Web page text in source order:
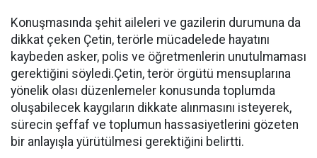
Konuşmasında şehit aileleri ve gazilerin durumuna da
dikkat çeken Çetin, terörle mücadelede hayatını
kaybeden asker, polis ve öğretmenlerin unutulmaması
gerektiğini söyledi.Çetin, terör örgütü mensuplarına
yönelik olası düzenlemeler konusunda toplumda
oluşabilecek kaygıların dikkate alınmasını isteyerek,
sürecin şeffaf ve toplumun hassasiyetlerini gözeten
bir anlayışla yürütülmesi gerektiğini belirtti.